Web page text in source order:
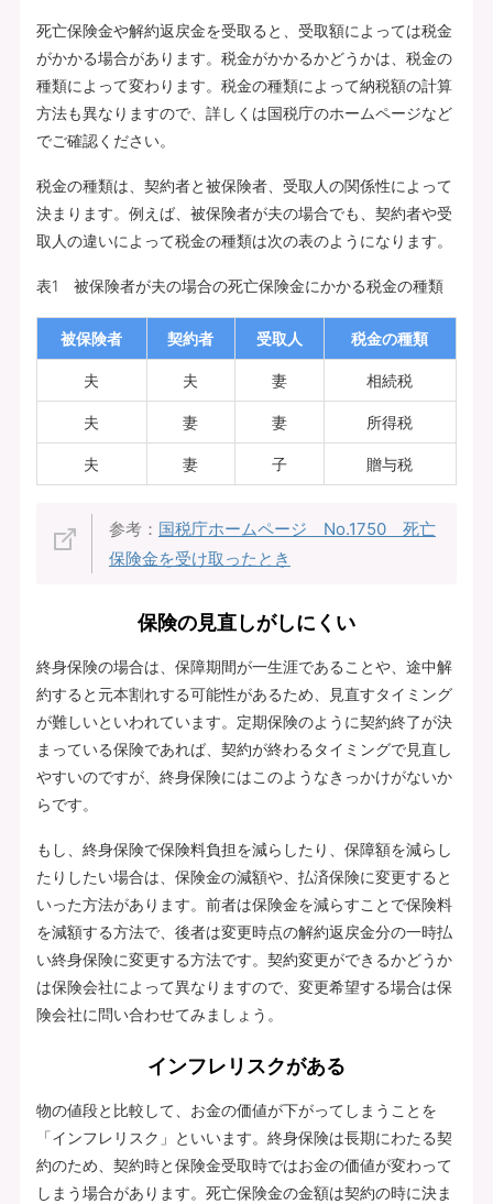
死亡保険金や解約返戻金を受取ると、受取額によっては税金
がかかる場合があります。税金がかかるかどうかは、税金の
種類によって変わります。税金の種類によって納税額の計算
方法も異なりますので、詳しくは国税庁のホームページなど
でご確認ください。
税金の種類は、契約者と被保険者、受取人の関係性によって
決まります。例えば、被保険者が夫の場合でも、契約者や受
取人の違いによって税金の種類は次の表のようになります。
表1 被保険者が夫の場合の死亡保険金にかかる税金の種類
被保険者 契約者 受取人 税金の種類
夫 夫 妻 相続税
夫 妻 妻 所得税
夫 妻 子 贈与税
参考： 国税庁ホームページ No.1750 死亡
保険金を受け取ったとき
保険の見直しがしにくい
終身保険の場合は、保障期間が一生涯であることや、途中解
約すると元本割れする可能性があるため、見直すタイミング
が難しいといわれています。定期保険のように契約終了が決
まっている保険であれば、契約が終わるタイミングで見直し
やすいのですが、終身保険にはこのようなきっかけがないか
らです。
もし、終身保険で保険料負担を減らしたり、保障額を減らし
たりしたい場合は、保険金の減額や、払済保険に変更すると
いった方法があります。前者は保険金を減らすことで保険料
を減額する方法で、後者は変更時点の解約返戻金分の一時払
い終身保険に変更する方法です。契約変更ができるかどうか
は保険会社によって異なりますので、変更希望する場合は保
険会社に問い合わせてみましょう。
インフレリスクがある
物の値段と比較して、お金の価値が下がってしまうことを
「インフレリスク」といいます。終身保険は長期にわたる契
約のため、契約時と保険金受取時ではお金の価値が変わって
しまう場合があります。死亡保険金の金額は契約の時に決ま